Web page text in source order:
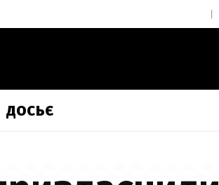
ДОСЬЄ